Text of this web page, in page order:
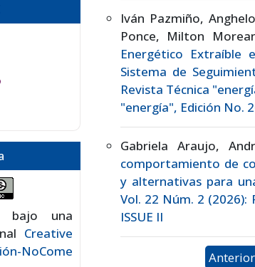
bajo una
Creative
NoCome
Iván Pazmiño,
Ponce, Milton
Energético Extraíble
Sistema de
Revista Técnica
"energía", Edición No.
Gabriela Araujo,
comportamiento de
y alternativas para
Vol. 22 Núm. 2 (2026):
ISSUE II
Anterior